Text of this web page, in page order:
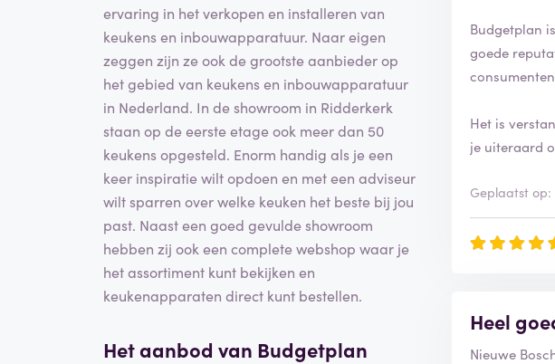
ervaring in het verkopen en installeren van
keukens en inbouwapparatuur. Naar eigen
zeggen zijn ze ook de grootste aanbieder op
het gebied van keukens en inbouwapparatuur
in Nederland. In de showroom in Ridderkerk
staan op de eerste etage ook meer dan 50
keukens opgesteld. Enorm handig als je een
keer inspiratie wilt opdoen en met een adviseur
wilt sparren over welke keuken het beste bij jou
past. Naast een goed gevulde showroom
hebben zij ook een complete webshop waar je
het assortiment kunt bekijken en
keukenapparaten direct kunt bestellen.
Het aanbod van Budgetplan
Budgetplan
goede
Het is
je uiteraard
Geplaatst op:
Heel
Nieuwe